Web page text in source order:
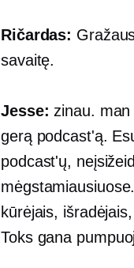
Ričardas:
savaitę.
Jesse: zinau.
gerą podcast'ą.
podcast'ų,
kūrėjais,
Toks gana